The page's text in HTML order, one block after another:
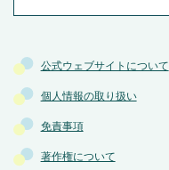
公式ウェブサイトについて
個人情報の取り扱い
免責事項
著作権について